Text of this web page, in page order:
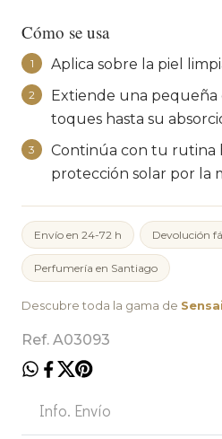
Cómo se usa
1 Aplica sobre la piel
2
Extiende una pequeña
toques hasta su
3
Continúa con tu rutina
protección solar por la
Envío en 24-72 h Devolución
Perfumería en Santiago
Descubre toda la gama de Sensai
Ref. A03093
Info. Envío